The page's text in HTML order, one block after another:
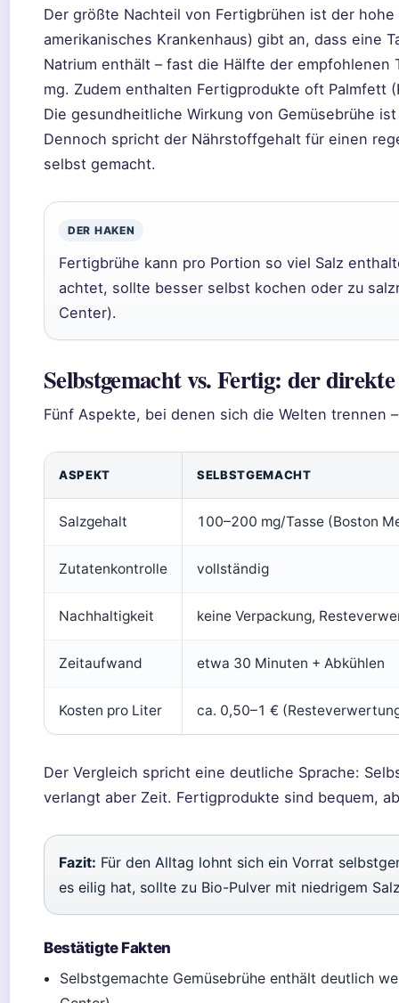
Der größte Nachteil von Fertigbrühen ist der
amerikanisches Krankenhaus) gibt an, dass eine
Natrium enthält – fast die Hälfte der empfohlenen
mg. Zudem enthalten Fertigprodukte oft Palmfett
Die gesundheitliche Wirkung von Gemüsebrühe
Dennoch spricht der Nährstoffgehalt für einen
selbst gemacht.
DER HAKEN
Fertigbrühe kann pro Portion so viel Salz
achtet, sollte besser selbst kochen oder zu
Center).
Selbstgemacht vs. Fertig: der
Fünf Aspekte, bei denen sich die Welten trennen
ASPEKT SELBSTGEMACHT
Salzgehalt 100–200 mg/Tasse (Boston
Zutatenkontrolle vollständig
Nachhaltigkeit keine Verpackung,
Zeitaufwand etwa 30 Minuten + Abkühlen
Kosten pro Liter ca. 0,50–1 €
Der Vergleich spricht eine deutliche Sprache:
verlangt aber Zeit. Fertigprodukte sind bequem,
Fazit: Für den Alltag lohnt sich ein Vorrat
es eilig hat, sollte zu Bio-Pulver mit niedrigem
Bestätigte Fakten
Selbstgemachte Gemüsebrühe enthält deutlich